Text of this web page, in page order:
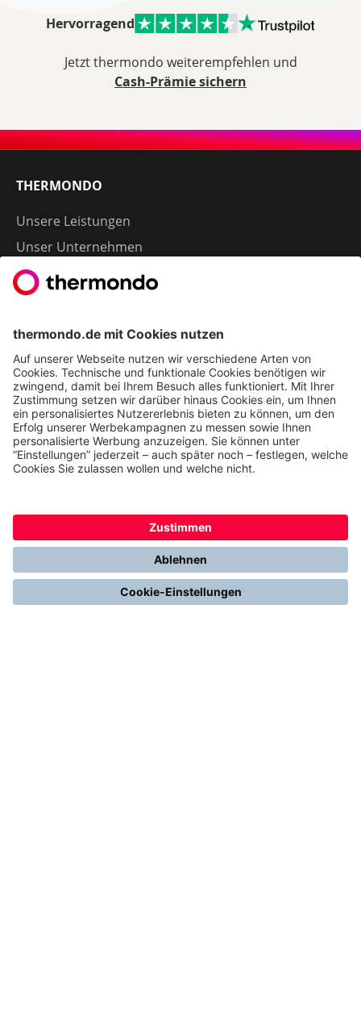
Hervorragend
Jetzt thermondo weiterempfehlen und
Cash-Prämie sichern
THERMONDO
Unsere Leistungen
Unser Unternehmen
Presse
Karriere
Kontakt
Kundenservice & FAQ
Erfahrungen & Storys unserer Kunden
Freunde empfehlen: 300 € Prämie sichern
Ethics & Compliance bei thermondo
FÜR SIE
Stromerzeugung mit Photovoltaik
Gesetze & Regelungen